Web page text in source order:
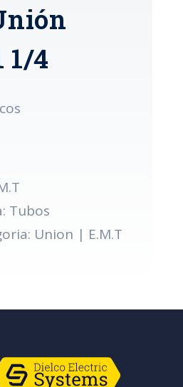
1/4
Tubos
Union | E.M.T